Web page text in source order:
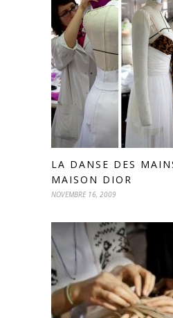
LA DANSE DES
MAISON DIOR
NOVEMBRE 16, 2009